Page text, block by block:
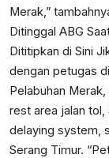
Merak,”
Ditinggal ABG
Dititipkan di Sini
dengan petugas
Pelabuhan
rest area jalan tol,
delaying system,
Serang Timur.